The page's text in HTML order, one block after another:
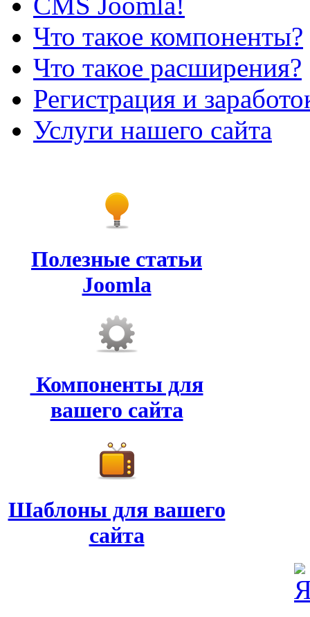
Что такое компоненты?
Что такое расширения?
Регистрация и
Услуги нашего сайта
Полезные статьи
Joomla
Компоненты для
вашего сайта
Шаблоны для вашего
сайта